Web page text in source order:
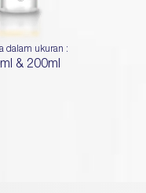
dalam ukuran :
& 200ml